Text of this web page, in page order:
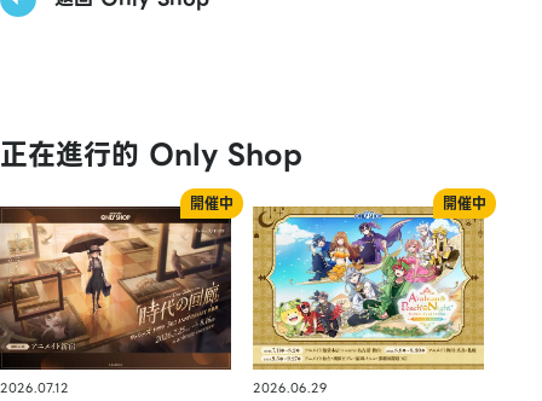
正在進行的 Only Shop
2026.07.12 2026.06.29